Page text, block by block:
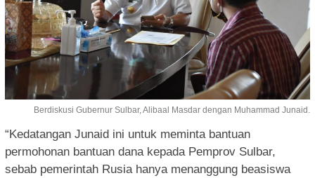
Berdiskusi Gubernur Sulbar, Alibaal Masdar dengan Muhammad Junaid.
“Kedatangan Junaid ini untuk meminta bantuan
permohonan bantuan dana kepada Pemprov Sulbar,
sebab pemerintah Rusia hanya menanggung beasiswa